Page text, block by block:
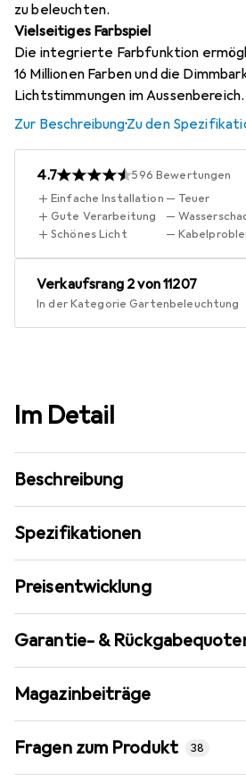
zu beleuchten.
Vielseitiges Farbspiel
Die integrierte Farbfunktion
16 Millionen Farben und die
Lichtstimmungen im Aussenbereich.
Zur Beschreibung·Zu den
4.7 596 Bewertungen
Einfache Installation
Gute Verarbeitung
Schönes Licht
Teuer
Verkaufsrang 2von 11207
In der Kategorie Gartenbeleuchtung
Im Detail
Beschreibung
Spezifikationen
Preisentwicklung
Garantie- &
Magazinbeiträge
Fragen zum Produkt 38